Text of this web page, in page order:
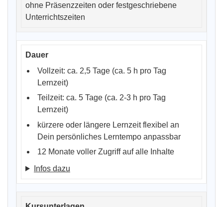
ohne Präsenzzeiten oder festgeschriebene
Unterrichtszeiten
Vollzeit: ca. 2,5 Tage (ca. 5 h pro Tag
Lernzeit)
Teilzeit: ca. 5 Tage (ca. 2-3 h pro Tag
Lernzeit)
kürzere oder längere Lernzeit flexibel an
Dein persönliches Lerntempo anpassbar
12 Monate voller Zugriff auf alle Inhalte
Infos dazu